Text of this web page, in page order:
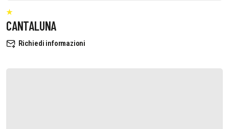
CANTALUNA
Richiedi informazioni